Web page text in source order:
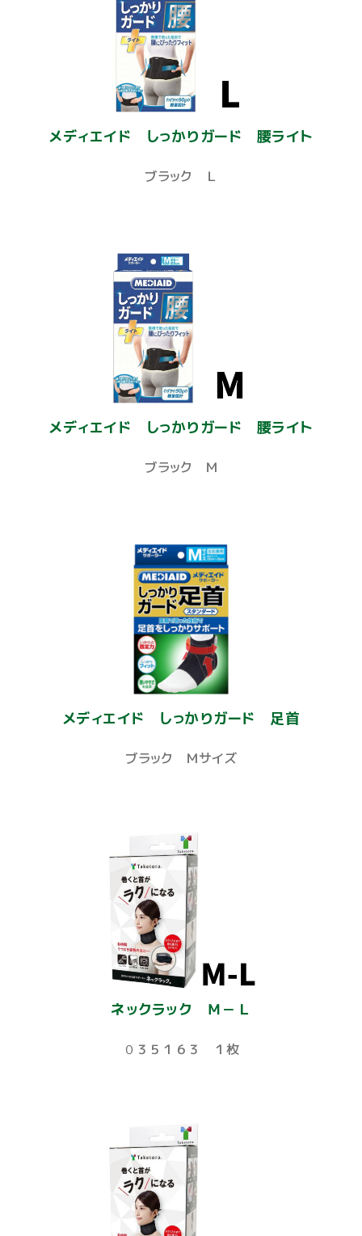
メディエイド しっかりガード 腰ライト
ブラック Ｌ
メディエイド しっかりガード 腰ライト
ブラック Ｍ
メディエイド しっかりガード 足首
ブラック Ｍサイズ
ネックラック Ｍ－Ｌ
０３５１６３ １枚